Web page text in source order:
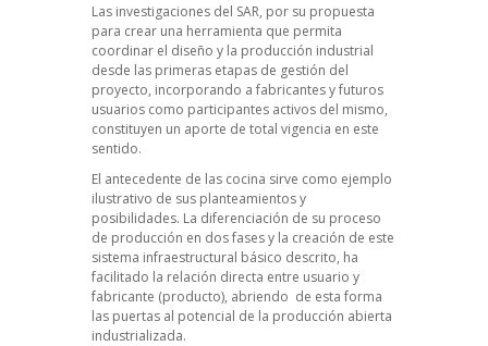
Las investigaciones del SAR, por su propuesta
para crear una herramienta que permita
coordinar el diseño y la producción industrial
desde las primeras etapas de gestión del
proyecto, incorporando a fabricantes y futuros
usuarios como participantes activos del mismo,
constituyen un aporte de total vigencia en este
sentido.
El antecedente de las cocina sirve como ejemplo
ilustrativo de sus planteamientos y
posibilidades. La diferenciación de su proceso
de producción en dos fases y la creación de este
sistema infraestructural básico descrito, ha
facilitado la relación directa entre usuario y
fabricante (producto), abriendo de esta forma
las puertas al potencial de la producción abierta
industrializada.